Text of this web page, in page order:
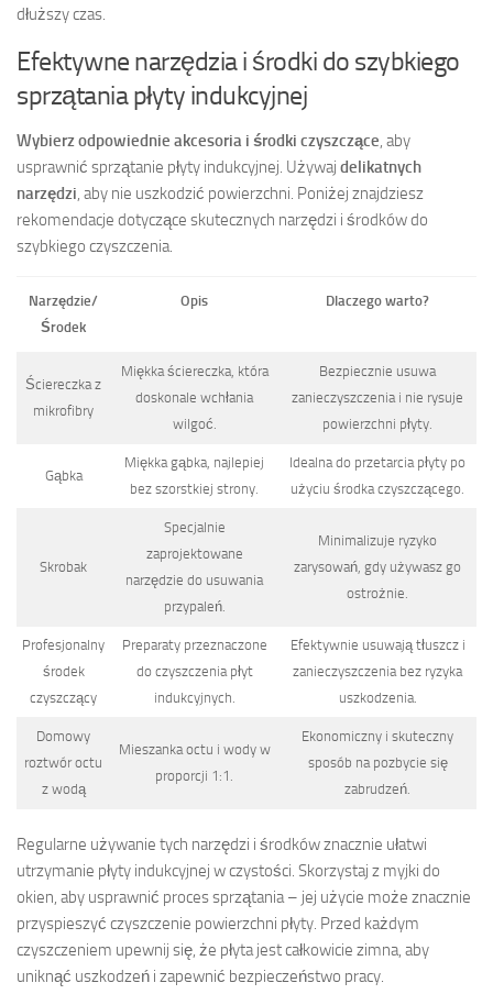
dłuższy czas.
Efektywne narzędzia i środki do szybkiego
sprzątania płyty indukcyjnej
Wybierz odpowiednie akcesoria i środki czyszczące, aby
usprawnić sprzątanie płyty indukcyjnej. Używaj delikatnych
narzędzi, aby nie uszkodzić powierzchni. Poniżej znajdziesz
rekomendacje dotyczące skutecznych narzędzi i środków do
szybkiego czyszczenia.
Narzędzie/
Środek
Opis Dlaczego warto?
Ściereczka z
mikrofibry
Miękka ściereczka, która
doskonale wchłania
wilgoć.
Bezpiecznie usuwa
zanieczyszczenia i nie rysuje
powierzchni płyty.
Gąbka
Miękka gąbka, najlepiej
bez szorstkiej strony.
Idealna do przetarcia płyty po
użyciu środka czyszczącego.
Skrobak
Specjalnie
zaprojektowane
narzędzie do usuwania
przypaleń.
Minimalizuje ryzyko
zarysowań, gdy używasz go
ostrożnie.
Profesjonalny
środek
czyszczący
Preparaty przeznaczone
do czyszczenia płyt
indukcyjnych.
Efektywnie usuwają tłuszcz i
zanieczyszczenia bez ryzyka
uszkodzenia.
Domowy
roztwór octu
z wodą
Mieszanka octu i wody w
proporcji 1:1.
Ekonomiczny i skuteczny
sposób na pozbycie się
zabrudzeń.
Regularne używanie tych narzędzi i środków znacznie ułatwi
utrzymanie płyty indukcyjnej w czystości. Skorzystaj z myjki do
okien, aby usprawnić proces sprzątania – jej użycie może znacznie
przyspieszyć czyszczenie powierzchni płyty. Przed każdym
czyszczeniem upewnij się, że płyta jest całkowicie zimna, aby
uniknąć uszkodzeń i zapewnić bezpieczeństwo pracy.